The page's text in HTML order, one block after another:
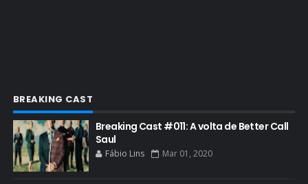
FELIZ NATAL
FILME
GIANCARLO ESPOSITO
BREAKING CAST
Breaking Cast #011: A volta de Better Call
Saul
Fábio Lins Mar 01, 2020